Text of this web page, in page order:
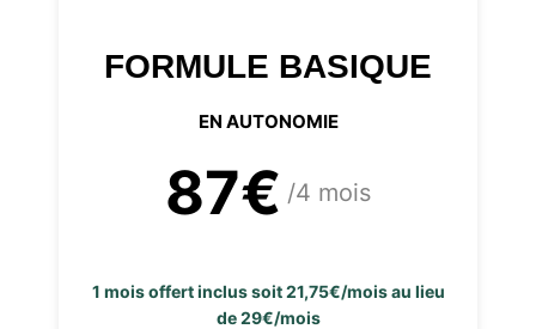
FORMULE BASIQUE
EN AUTONOMIE
87€ /4 mois
1 mois offert inclus soit 21,75€/mois au lieu
de 29€/mois